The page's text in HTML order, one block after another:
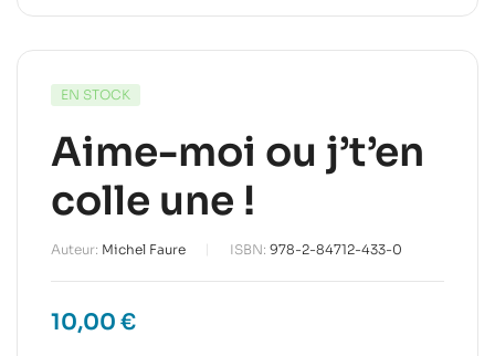
EN STOCK
Aime-moi ou j’t’en
colle une !
Auteur: Michel Faure ISBN: 978-2-84712-433-0
10,00 €